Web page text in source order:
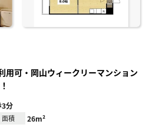
可・岡山ウィークリーマンション
3分
面積 26m²